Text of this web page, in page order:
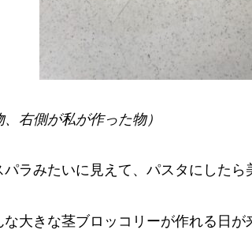
、右側が私が作った物）
ラみたいに見えて、パスタにしたら
大きな茎ブロッコリーが作れる日が